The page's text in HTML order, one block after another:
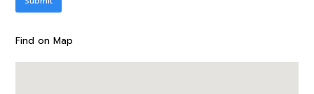
Find on Map